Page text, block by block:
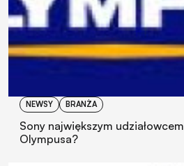
NEWSY BRANŻA
Sony największym udziałowcem
Olympusa?